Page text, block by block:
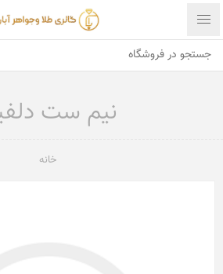
نیم ست
خانه